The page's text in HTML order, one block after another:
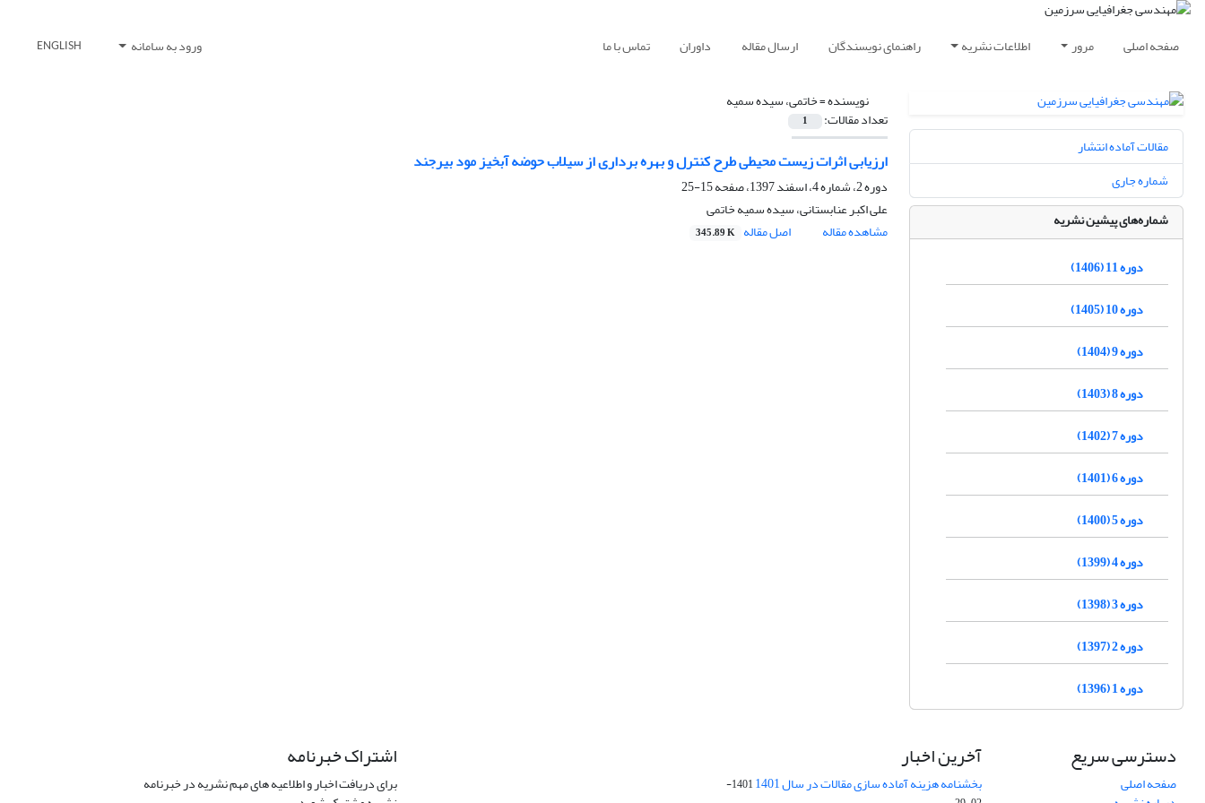
صفحه اصلی مرور اطلاعات نشریه راهنمای نویسندگان ارسال مقاله داوران تماس با ما ورود به سامانه ENGLISH
نویسنده =خاتمی، سیده سمیه
تعداد مقالات: 1
ارزیابی اثرات زیست محیطی طرح کنترل و بهره برداری از سیلاب حوضه آبخیز مود بیرجند
دوره 2، شماره 4، اسفند 1397، صفحه
15-25
علی اکبر عنابستانی، سیده سمیه خاتمی
مشاهده مقاله
اصل مقاله 345.89 K
مقالات آماده انتشار
شماره جاری
شماره‌های پیشین نشریه
دوره 11 (1406)
دوره 10 (1405)
دوره 9 (1404)
دوره 8 (1403)
دوره 7 (1402)
دوره 6 (1401)
دوره 5 (1400)
دوره 4 (1399)
دوره 3 (1398)
دوره 2 (1397)
دوره 1 (1396)
دسترسی سریع
صفحه اصلی
آخرین اخبار
بخشنامه هزینه آماده سازی مقالات در سال 1401
1401-
اشتراک خبرنامه
برای دریافت اخبار و اطلاعیه های مهم نشریه در خبرنامه